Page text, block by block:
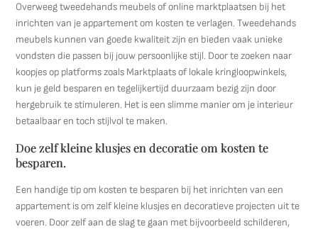
Overweeg tweedehands meubels of online marktplaatsen bij het
inrichten van je appartement om kosten te verlagen. Tweedehands
meubels kunnen van goede kwaliteit zijn en bieden vaak unieke
vondsten die passen bij jouw persoonlijke stijl. Door te zoeken naar
koopjes op platforms zoals Marktplaats of lokale kringloopwinkels,
kun je geld besparen en tegelijkertijd duurzaam bezig zijn door
hergebruik te stimuleren. Het is een slimme manier om je interieur
betaalbaar en toch stijlvol te maken.
Doe zelf kleine klusjes en decoratie om kosten te
besparen.
Een handige tip om kosten te besparen bij het inrichten van een
appartement is om zelf kleine klusjes en decoratieve projecten uit te
voeren. Door zelf aan de slag te gaan met bijvoorbeeld schilderen,